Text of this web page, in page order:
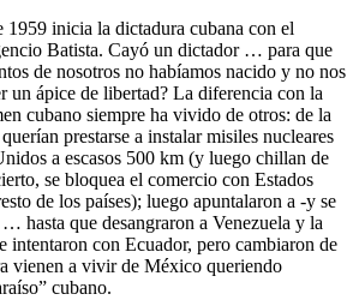
1959 inicia la dictadura cubana con el
Batista. Cayó un dictador … para que
de nosotros no habíamos nacido y no nos
un ápice de libertad? La diferencia con la
cubano siempre ha vivido de otros: de la
prestarse a instalar misiles nucleares
a escasos 500 km (y luego chillan de
se bloquea el comercio con Estados
de los países); luego apuntalaron a -y se
hasta que desangraron a Venezuela y la
intentaron con Ecuador, pero cambiaron de
vienen a vivir de México queriendo
cubano.